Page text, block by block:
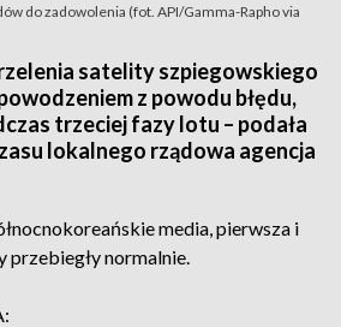
do zadowolenia (fot. API/Gamma-Rapho via
satelity szpiegowskiego
z powodu błędu,
trzeciej fazy lotu – podała
lokalnego rządowa agencja
media, pierwsza i
przebiegły normalnie.